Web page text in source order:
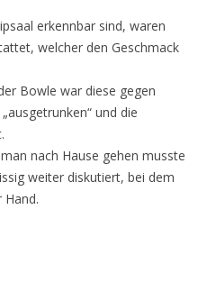
erkennbar sind, waren
welcher den Geschmack
Bowle war diese gegen
und die
nach Hause gehen musste
weiter diskutiert, bei dem